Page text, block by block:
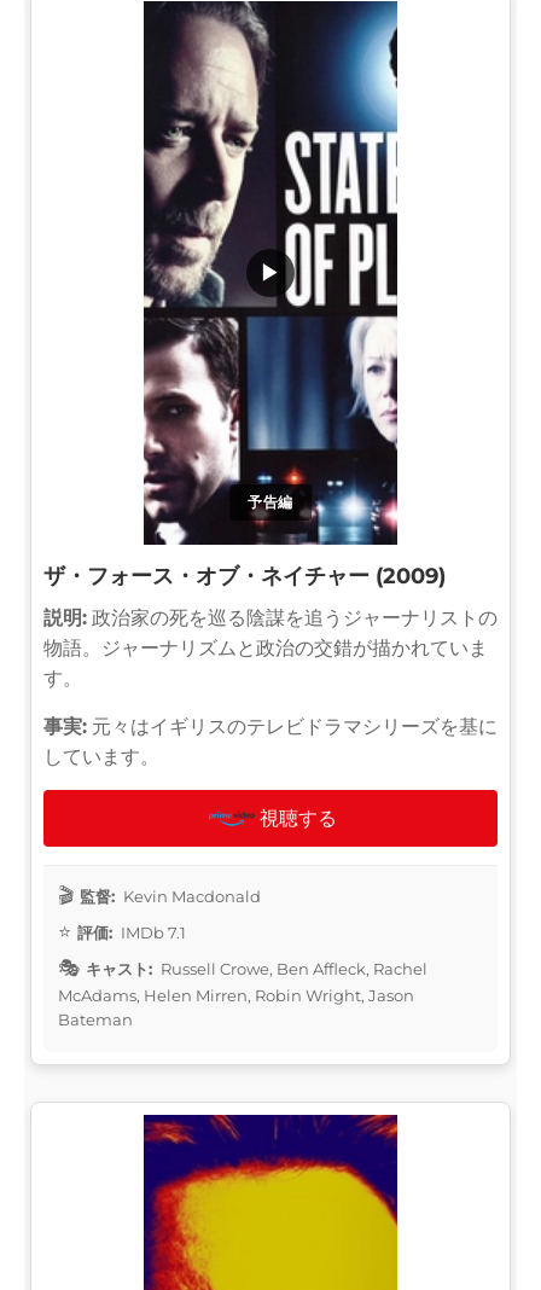
予告編
▶
ザ・フォース・オブ・ネイチャー (2009)
説明: 政治家の死を巡る陰謀を追うジャーナリストの
物語。ジャーナリズムと政治の交錯が描かれていま
す。
事実: 元々はイギリスのテレビドラマシリーズを基に
しています。
視聴する
監督: Kevin Macdonald
評価: IMDb 7.1
キャスト: Russell Crowe, Ben Affleck, Rachel
McAdams, Helen Mirren, Robin Wright, Jason
Bateman